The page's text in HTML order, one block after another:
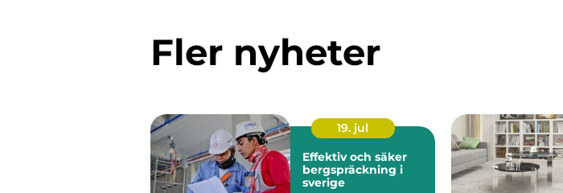
Fler nyheter
19. jul
Effektiv och säker
bergspräckning i
sverige